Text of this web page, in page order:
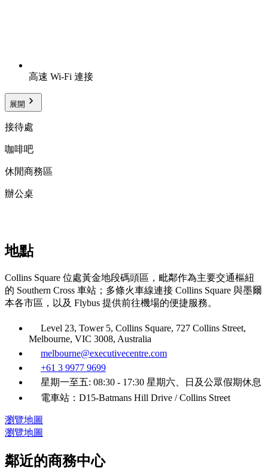
高速 Wi-Fi 連接
展開
接待處
咖啡吧
休閒商務區
辦公桌
地點
Collins Square 位處黃金地段碼頭區，毗鄰作為主要交通樞紐
的 Southern Cross 車站；多條火車線連接 Collins Square 與墨爾
本各市區，以及 Flybus 提供前往機場的便捷服務。
Level 23, Tower 5, Collins Square, 727 Collins Street,
Melbourne, VIC 3008, Australia
melbourne@executivecentre.com
+61 3 9977 9699
星期一至五: 08:30 - 17:30 星期六、日及公眾假期休息
電車站：D15-Batmans Hill Drive / Collins Street
瀏覽地圖
瀏覽地圖
鄰近的商務中心